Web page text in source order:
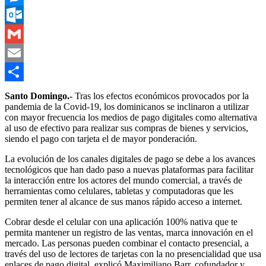
Messenger
Outlook.com
Gmail
Email
Compartir
Santo Domingo.- Tras los efectos económicos provocados por la
pandemia de la Covid-19, los dominicanos se inclinaron a utilizar
con mayor frecuencia los medios de pago digitales como alternativa
al uso de efectivo para realizar sus compras de bienes y servicios,
siendo el pago con tarjeta el de mayor ponderación.
La evolución de los canales digitales de pago se debe a los avances
tecnológicos que han dado paso a nuevas plataformas para facilitar
la interacción entre los actores del mundo comercial, a través de
herramientas como celulares, tabletas y computadoras que les
permiten tener al alcance de sus manos rápido acceso a internet.
Cobrar desde el celular con una aplicación 100% nativa que te
permita mantener un registro de las ventas, marca innovación en el
mercado. Las personas pueden combinar el contacto presencial, a
través del uso de lectores de tarjetas con la no presencialidad que usa